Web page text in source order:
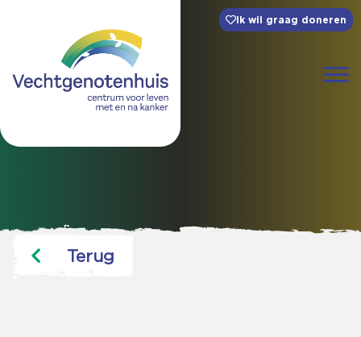
Ik wil graag doneren
Terug